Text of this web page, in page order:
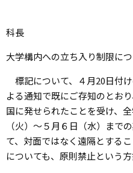
保
科長
大学構内への立ち入り制限に
標記について、４月20日付
よる通知で既にご存知のとお
国に発せられたことを受け、
（火）～５月６日（水）まで
て、対面ではなく遠隔とする
についても、原則禁止という